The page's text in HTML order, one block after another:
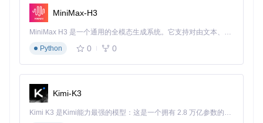
# hermes_agent/core/orchestrator.py (原生缺陷逻辑还原)
async def _run_step(self, task: Task):
    retries =
0
try:
# 尝试调用工具
            response =
return
except ToolExecutionError as
MiniMax-H3
MiniMax H3 是一个通用的全模态生成系统。它支持对由文本、图像、视频和音频组成的多模态上下文进行统一理解，并能生成分辨率高达 2K、时长可达 15 秒的带原生立体声音频的视频。得益于面向任务泛化的系统设计，H3 在预训练阶段就已具备广泛的多模态上下文理解与生成能力，能够出色地执行复杂的多模态指令。
Python
0 0
Kimi-K3
Kimi K3 是Kimi能力最强的模型：这是一个拥有 2.8 万亿参数的混合专家（MoE）模型，具备原生视觉理解能力，并支持 100 万 token 的上下文窗口。